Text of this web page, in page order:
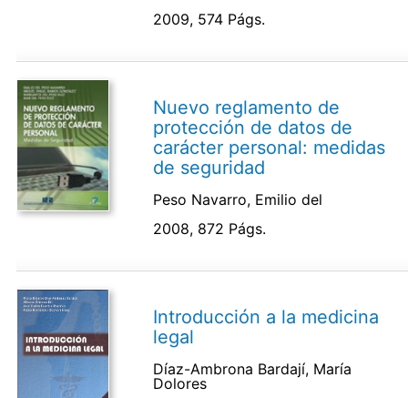
2009, 574 Págs.
Nuevo reglamento de
protección de datos de
carácter personal: medidas
de seguridad
Peso Navarro, Emilio del
2008, 872 Págs.
Introducción a la medicina
legal
Díaz-Ambrona Bardají, María
Dolores